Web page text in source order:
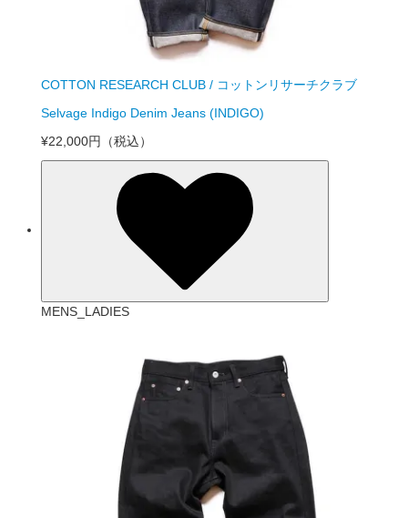
COTTON RESEARCH CLUB / コットンリサーチクラブ
Selvage Indigo Denim Jeans (INDIGO)
¥22,000円 （税込）
MENS_LADIES